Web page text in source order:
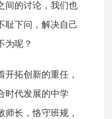
间的讨论，我们也
耻下问，解决自己
为呢？
开拓创新的重任，
时代发展的中学
长，恪守班规，